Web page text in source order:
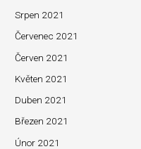
Srpen 2021
Červenec 2021
Červen 2021
Květen 2021
Duben 2021
Březen 2021
Únor 2021